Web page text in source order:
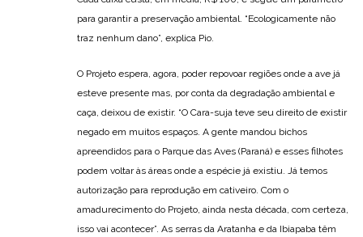
para garantir a preservação ambiental. “Ecologicamente não
traz nenhum dano”, explica Pio.
O Projeto espera, agora, poder repovoar regiões onde a ave já
esteve presente mas, por conta da degradação ambiental e
caça, deixou de existir. “O Cara-suja teve seu direito de existir
negado em muitos espaços. A gente mandou bichos
apreendidos para o Parque das Aves (Paraná) e esses filhotes
podem voltar às áreas onde a espécie já existiu. Já temos
autorização para reprodução em cativeiro. Com o
amadurecimento do Projeto, ainda nesta década, com certeza,
isso vai acontecer”. As serras da Aratanha e da Ibiapaba têm